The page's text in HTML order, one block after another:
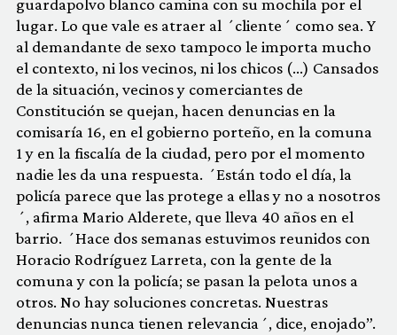
guardapolvo blanco camina con su mochila por el
lugar. Lo que vale es atraer al ´cliente´ como sea. Y
al demandante de sexo tampoco le importa mucho
el contexto, ni los vecinos, ni los chicos (…) Cansados
de la situación, vecinos y comerciantes de
Constitución se quejan, hacen denuncias en la
comisaría 16, en el gobierno porteño, en la comuna
1 y en la fiscalía de la ciudad, pero por el momento
nadie les da una respuesta. ´Están todo el día, la
policía parece que las protege a ellas y no a nosotros
´, afirma Mario Alderete, que lleva 40 años en el
barrio. ´Hace dos semanas estuvimos reunidos con
Horacio Rodríguez Larreta, con la gente de la
comuna y con la policía; se pasan la pelota unos a
otros. No hay soluciones concretas. Nuestras
denuncias nunca tienen relevancia´, dice, enojado”.